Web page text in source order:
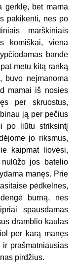
gerklę, bet mama
pakikenti, nes po
marškiniais
komiškai, viena
bandė
metu kitą ranką
buvo neįmanoma
mamai iš nosies
per skruostus,
ją per pečius
po liūtu striksintį
jo riksmus,
kaipmat liovėsi,
nulūžo jos batelio
manęs. Prie
pėdkelnes,
burną, nes
spausdamas
dramblio kaulas
per karą manęs
prašmatniausias
pirdžius.